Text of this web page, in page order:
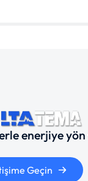
enerjiye
Geçin